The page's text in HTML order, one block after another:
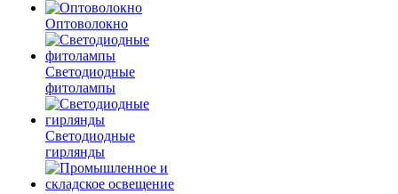
Оптоволокно
Светодиодные
фитолампы
Светодиодные
гирлянды